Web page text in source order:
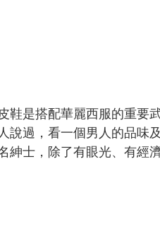
鞋是搭配華麗西服的重要
說過，看一個男人的品味
紳士，除了有眼光、有經